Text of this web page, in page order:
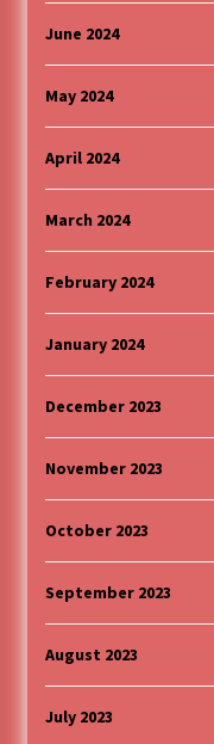
June 2024
May 2024
April 2024
March 2024
February 2024
January 2024
December 2023
November 2023
October 2023
September 2023
August 2023
July 2023